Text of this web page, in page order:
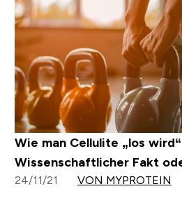
Wie man Cellulite „los wird“ |
Wissenschaftlicher Fakt
24/11/21 VON MYPROTEIN